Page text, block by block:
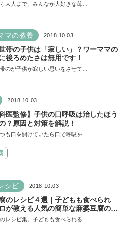
大人まで、みんなが大好きな苺…
マの教養 2018.10.03
帯の子供は「寂しい」？ワーママの
後ろめたさは無用です！
のが子供が寂しい思いをさせて…
2018.10.03
科医監修】子供の口呼吸は治したほう
？原因と対策を解説！
も口を開けていたら口で呼吸を…
シピ 2018.10.03
のレシピ４選｜子どもも食べられ
が教える人気の簡単な麻婆豆腐の作
レシピ集。子どもも食べられる…